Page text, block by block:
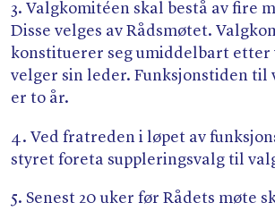
Om Akademikerne
Søk
3. Valgkomitéen skal bestå av fire
Disse velges av Rådsmøtet.
konstituerer seg umiddelbart etter
velger sin leder. Funksjonstiden til
er to år.
4. Ved fratreden i løpet av
styret foreta suppleringsvalg til
5. Senest 20 uker før Rådets møte